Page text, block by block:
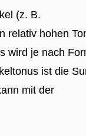
(z. B.
relativ hohen
wird je nach
ist die
mit der